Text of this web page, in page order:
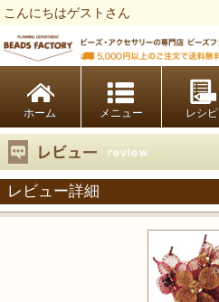
こんにちはゲストさん
ホーム レシピ
レビュー詳細